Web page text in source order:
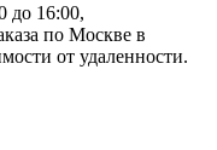
до 16:00,
по Москве в
от удаленности.